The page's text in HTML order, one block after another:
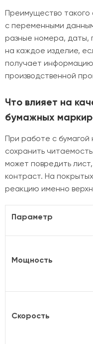
Преимущество
с переменными
разные номера, даты,
на каждое изделие,
получает
производственной
Что влияет на
бумажных
При работе с бумагой
сохранить
может повредить
контраст. На
реакцию именно
Параметр
Мощность
Скорость